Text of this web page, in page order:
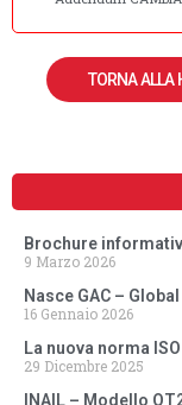
TORNA ALLA
Brochure
9 Marzo 2026
Nasce GAC –
16 Gennaio 2026
La nuova norma
29 Dicembre 2025
INAIL – Modello